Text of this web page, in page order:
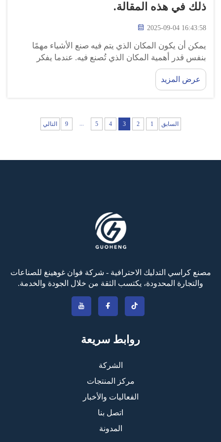
ذلك في هذه المقالة.
2025-09-04 16:43:58
يمكن أن يكون المكان الذي يتم فيه صنع الأشياء مهمًا
بنفس قدر أهمية المكان الذي تُصنع فيه. عندما يفكر
المستهلكون في مكان شراء الأشياء، فإنهم غالبًا يريدون
معرفة مدى قوة المصنع. كما يرغبون أيضًا في التأكد من
أن المصنع قادر على إنتاج منتجات عالية الجودة...
عرض المزيد
السابق 1
2
3
4
5
...
9 التالي
مصنع كراسي التدليك الاحترافية - شركة فوان غوهينغ للصناعات
والتجارة المحدودة، يكتسب الثقة من خلال الجودة والخدمة.
روابط سريعة
الشركة
مركز المنتجات
الفعاليات والأخبار
اتصل بنا
المدونة